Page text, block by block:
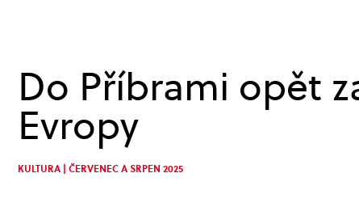
Do Příbrami opět
Evropy
KULTURA | ČERVENEC A SRPEN 2025